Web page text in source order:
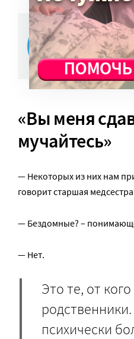
«Вы меня
мучайтесь»
— Некоторых из них нам
говорит старшая
— Бездомные? –
— Нет.
Это те, от
психически